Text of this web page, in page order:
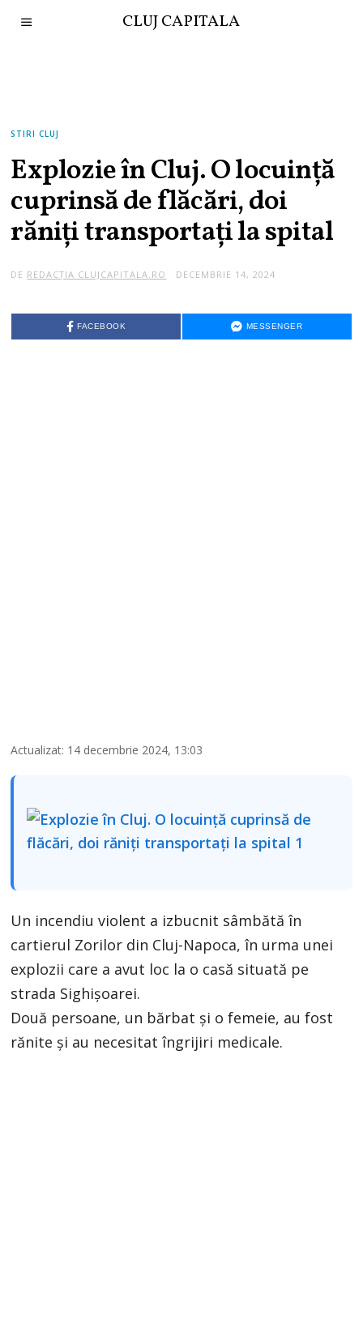
CLUJ CAPITALA
STIRI CLUJ
Explozie în Cluj. O locuință
cuprinsă de flăcări, doi
răniți transportați la spital
DE REDACȚIA CLUJCAPITALA.RO DECEMBRIE 14, 2024
M
FACEBOOK MESSENGER
Actualizat: 14 decembrie 2024, 13:03
Un incendiu violent a izbucnit sâmbătă în
cartierul Zorilor din Cluj-Napoca, în urma unei
explozii care a avut loc la o casă situată pe
strada Sighișoarei.
Două persoane, un bărbat și o femeie, au fost
rănite și au necesitat îngrijiri medicale.